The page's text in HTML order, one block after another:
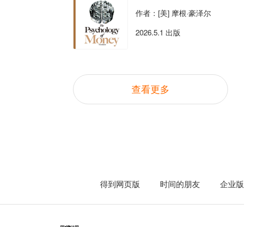
作者：[美] 摩根·豪泽尔
2026.5.1 出版
查看更多
得到网页版 时间的朋友 企业版